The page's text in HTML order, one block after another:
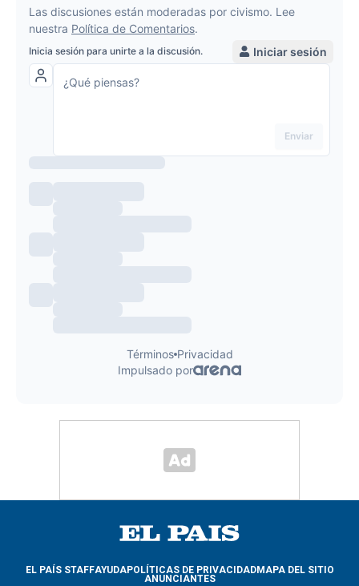
EL PAÍS STAFFAYUDAPOLÍTICAS DE PRIVACIDADMAPA DEL SITIO
ANUNCIANTES